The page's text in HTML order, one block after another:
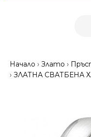
Начало Злато
ЗЛАТНА СВАТБЕНА